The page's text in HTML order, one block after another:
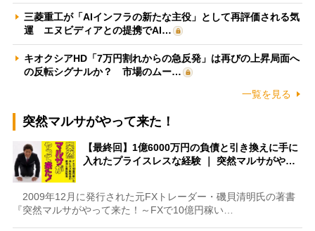
三菱重工が「AIインフラの新たな主役」として再評価される気
運 エヌビディアとの提携でAI…
キオクシアHD「7万円割れからの急反発」は再びの上昇局面へ
の反転シグナルか？ 市場のムー…
一覧を見る
突然マルサがやって来た！
【最終回】1億6000万円の負債と引き換えに手に
入れたプライスレスな経験 ｜ 突然マルサがや…
2009年12月に発行された元FXトレーダー・磯貝清明氏の著書
『突然マルサがやって来た！～FXで10億円稼い…